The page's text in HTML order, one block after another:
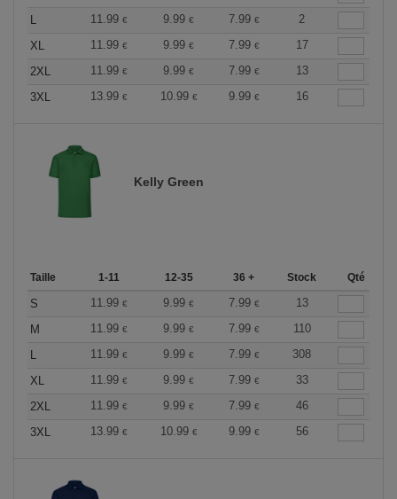
L
11.99 € 9.99 € 7.99 €
2
XL
11.99 € 9.99 € 7.99 €
17
2XL
11.99 € 9.99 € 7.99 €
13
3XL
13.99 € 10.99 € 9.99 € 16
Kelly Green
Taille 1-11 12-35 36 + Stock Qté
S 11.99 € 9.99 € 7.99 €
13
M
11.99 € 9.99 € 7.99 €
110
L
11.99 € 9.99 € 7.99 €
308
XL
11.99 € 9.99 € 7.99 €
33
2XL
11.99 € 9.99 € 7.99 €
46
3XL
13.99 € 10.99 € 9.99 € 56